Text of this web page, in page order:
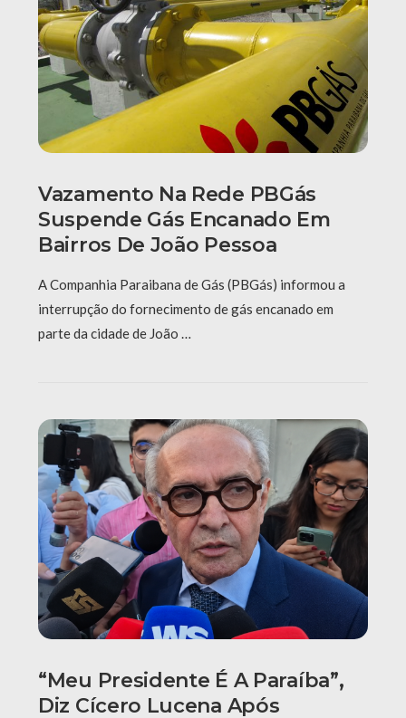
Vazamento Na Rede PBGás
Suspende Gás Encanado Em
Bairros De João Pessoa
A Companhia Paraibana de Gás (PBGás) informou a
interrupção do fornecimento de gás encanado em
parte da cidade de João …
“Meu Presidente É A Paraíba”,
Diz Cícero Lucena Após